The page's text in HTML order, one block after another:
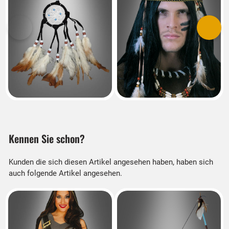
Vorherige
Kennen Sie schon?
Kunden die sich diesen Artikel angesehen haben, haben sich
auch folgende Artikel angesehen.